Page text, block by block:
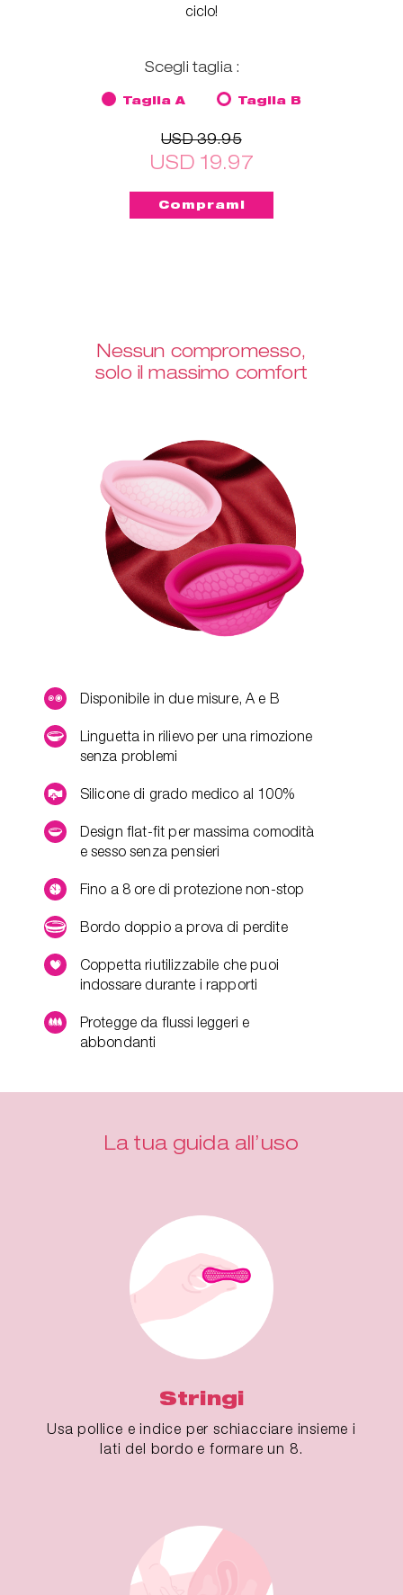
ciclo!
Scegli taglia :
Taglia A Taglia B
USD 39.95
USD 19.97
Nessun compromesso,
solo il massimo comfort
Disponibile in due misure, A e B
Linguetta in rilievo per una rimozione
senza problemi
Silicone di grado medico al 100%
Design flat-fit per massima comodità
e sesso senza pensieri
Fino a 8 ore di protezione non-stop
Bordo doppio a prova di perdite
Coppetta riutilizzabile che puoi
indossare durante i rapporti
Protegge da flussi leggeri e
abbondanti
La tua guida all’uso
Stringi
Usa pollice e indice per schiacciare insieme i
lati del bordo e formare un 8.